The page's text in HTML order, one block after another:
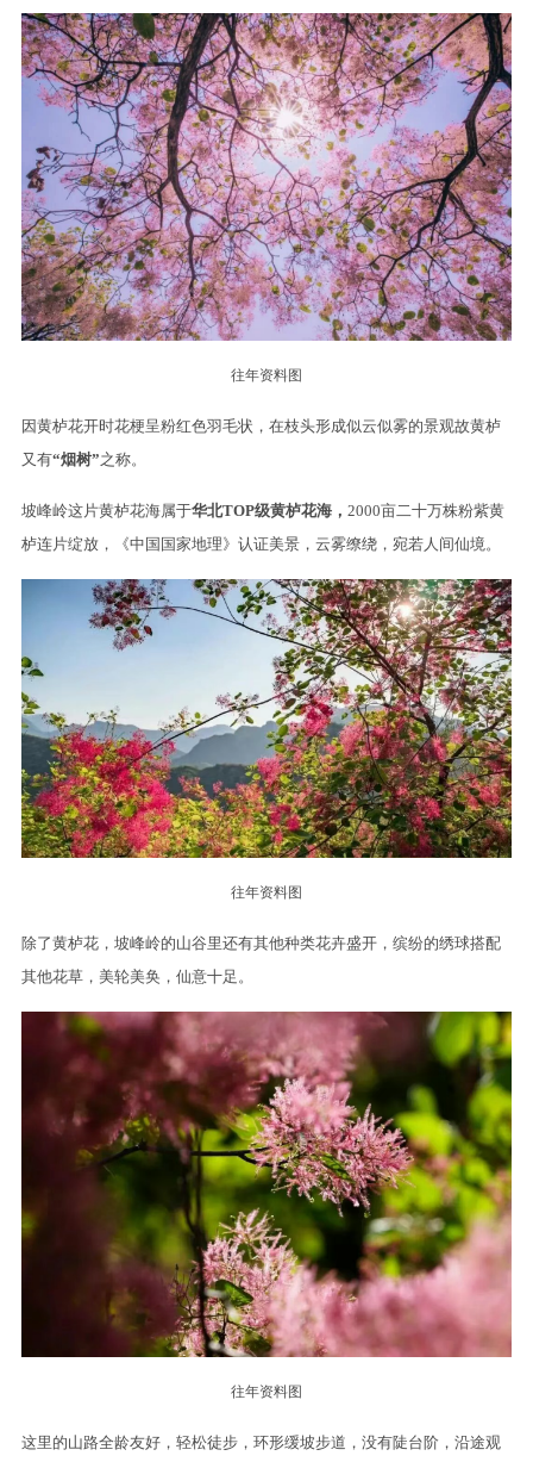
往年资料图
因黄栌花开时花梗呈粉红色羽毛状，在枝头形成似云似雾的景观故黄栌
又有“烟树”之称。
坡峰岭这片黄栌花海属于华北TOP级黄栌花海， 2000亩二十万株粉紫黄
栌连片绽放，《中国国家地理》认证美景，云雾缭绕，宛若人间仙境。
往年资料图
除了黄栌花，坡峰岭的山谷里还有其他种类花卉盛开，缤纷的绣球搭配
其他花草，美轮美奂，仙意十足。
往年资料图
这里的山路全龄友好，轻松徒步，环形缓坡步道，没有陡台阶，沿途观